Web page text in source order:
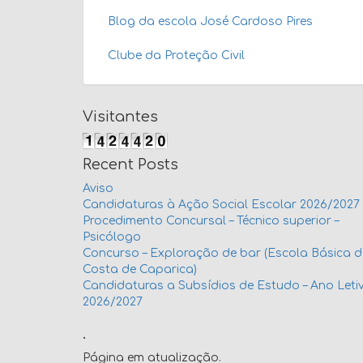
Blog da escola José Cardoso Pires
Clube da Proteção Civil
Visitantes
Recent Posts
Aviso
Candidaturas à Ação Social Escolar 2026/2027
Procedimento Concursal – Técnico superior –
Psicólogo
Concurso – Exploração de bar (Escola Básica
Costa de Caparica)
Candidaturas a Subsídios de Estudo – Ano
2026/2027
.
Página em atualização.